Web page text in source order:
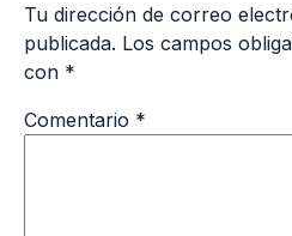
Tu dirección de correo
publicada. Los campos
con *
Comentario *